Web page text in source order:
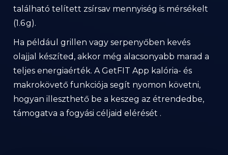
található telített zsírsav mennyiség is mérsékelt
(1.6 g).
Ha például grillen vagy serpenyőben kevés
olajjal készíted, akkor még alacsonyabb marad a
teljes energiaérték. A GetFIT App kalória- és
makrokövető funkciója segít nyomon követni,
hogyan illeszthető be a keszeg az étrendedbe,
támogatva a fogyási céljaid elérését .